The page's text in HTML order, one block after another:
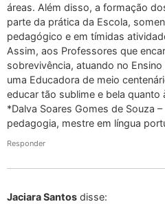
áreas. Além disso, a formação
parte da prática da Escola,
pedagógico e em tímidas
Assim, aos Professores que
sobrevivência, atuando no
uma Educadora de meio
educar tão sublime e bela quanto
*Dalva Soares Gomes de Souza
pedagogia, mestre em língua
Responder
Jaciara Santos disse: